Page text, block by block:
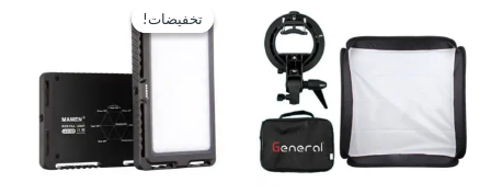
تخفيضات!
تخفيضات!